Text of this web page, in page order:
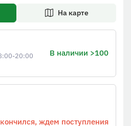
На карте
20:00
В наличии >100
ждем поступления